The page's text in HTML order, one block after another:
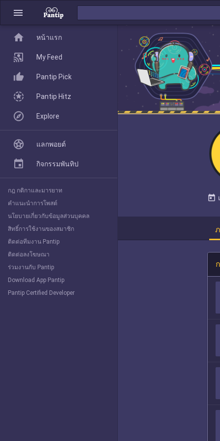
menu
today
home
Pantip Pick
Explore
home หน้าแรก
My Feed
Pantip Pick
Pantip Hitz
Explore
แลกพอยต์
กิจกรรมพันทิป
กฎ กติกาและมารยาท
คำแนะนำการโพสต์
นโยบายเกี่ยวกับข้อมูลส่วนบุคคล
สิทธิ์การใช้งานของสมาชิก
ติดต่อทีมงาน Pantip
ติดต่อลงโฆษณา
ร่วมงานกับ Pantip
Download App Pantip
Pantip Certified Developer